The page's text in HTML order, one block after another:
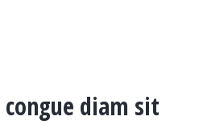
congue diam sit